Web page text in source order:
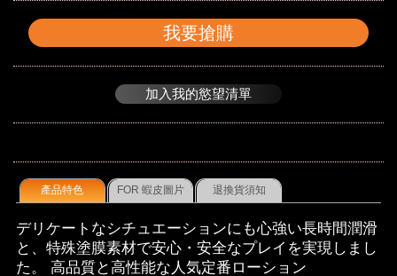
我要搶購
加入我的慾望清單
產品特色 FOR 蝦皮圖片 退換貨須知
デリケートなシチュエーションにも心強い長時間潤滑
と、特殊塗膜素材で安心・安全なプレイを実現しまし
た。 高品質と高性能な人気定番ローション